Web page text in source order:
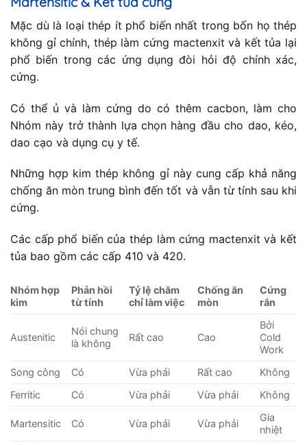
Mặc dù là loại thép ít phổ biến nhất trong bốn họ thép
không gỉ chính, thép làm cứng mactenxit và kết tủa lại
phổ biến trong các ứng dụng đòi hỏi độ chính xác,
cứng.
Có thể ủ và làm cứng do có thêm cacbon, làm cho
Nhóm này trở thành lựa chọn hàng đầu cho dao, kéo,
dao cạo và dụng cụ y tế.
Những hợp kim thép không gỉ này cung cấp khả năng
chống ăn mòn trung bình đến tốt và vẫn từ tính sau khi
cứng.
Các cấp phổ biến của thép làm cứng mactenxit và kết
tủa bao gồm các cấp 410 và 420.
Nhóm hợp
kim
Phản hồi
từ tính
Tỷ lệ chăm
chỉ làm việc
Chống ăn
mòn
Cứng
rắn
Austenitic
Nói chung
là không
Rất cao Cao
Bởi
Cold
Work
Song công
Có Vừa phải Rất cao
Không
Ferritic
Có Vừa phải Vừa phải Không
Martensitic Có Vừa phải Vừa phải
Gia
nhiệt